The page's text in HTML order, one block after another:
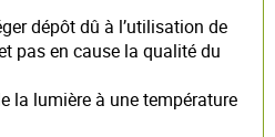
dépôt dû à l’utilisation de
pas en cause la qualité du
la lumière à une température